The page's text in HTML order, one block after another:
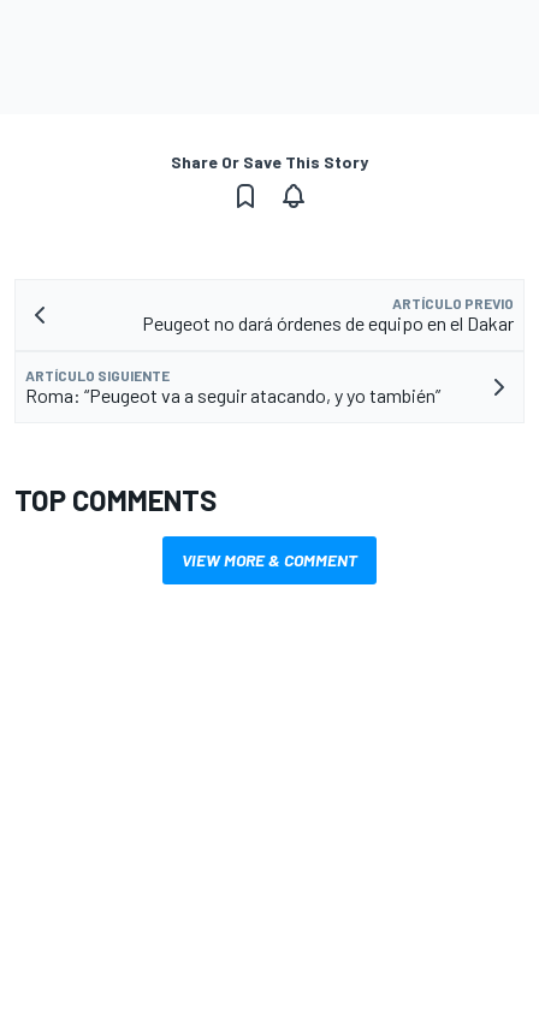
Share Or Save This Story
ARTÍCULO PREVIO
Peugeot no dará órdenes de equipo en el Dakar
ARTÍCULO SIGUIENTE
Roma: “Peugeot va a seguir atacando, y yo también”
TOP COMMENTS
VIEW MORE & COMMENT